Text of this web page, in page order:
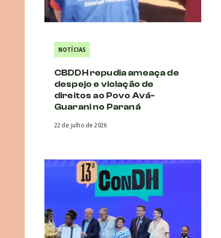
NOTÍCIAS
CBDDH repudia ameaça de
despejo e violação de
direitos ao Povo Avá-
Guarani no Paraná
22 de julho de 2026